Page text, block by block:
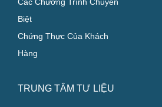
Biệt
Chứng Thực Của Khách
Hàng
TRUNG TÂM TƯ LIỆU